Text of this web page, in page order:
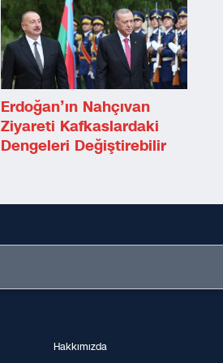
Erdoğan’ın Nahçıvan
Ziyareti Kafkaslardaki
Dengeleri Değiştirebilir
Hakkımızda